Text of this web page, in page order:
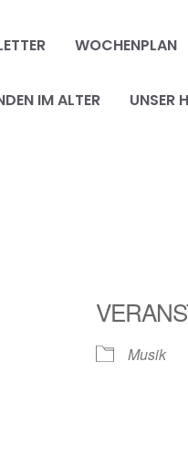
WOCHENPLAN
IM ALTER UNSER
Musik